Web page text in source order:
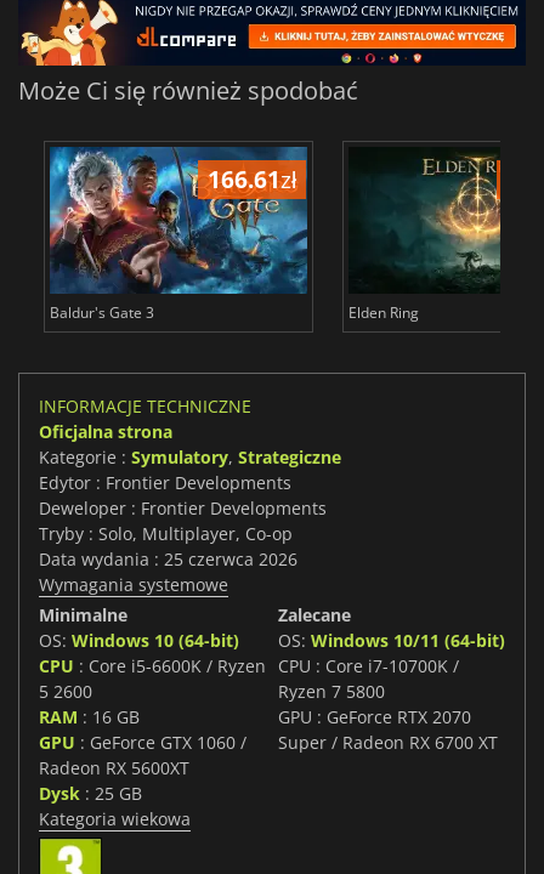
Może Ci się również spodobać
166.61zł
Baldur's Gate 3 Elden Ring
INFORMACJE TECHNICZNE
Oficjalna strona
Kategorie : Symulatory, Strategiczne
Edytor : Frontier Developments
Deweloper : Frontier Developments
Tryby : Solo, Multiplayer, Co-op
Data wydania : 25 czerwca 2026
Wymagania systemowe
Minimalne
OS: Windows 10 (64-bit)
CPU : Core i5-6600K / Ryzen
5 2600
RAM : 16 GB
GPU : GeForce GTX 1060 /
Radeon RX 5600XT
Dysk : 25 GB
Zalecane
OS: Windows 10/11 (64-bit)
CPU : Core i7-10700K /
Ryzen 7 5800
GPU : GeForce RTX 2070
Super / Radeon RX 6700 XT
Kategoria wiekowa